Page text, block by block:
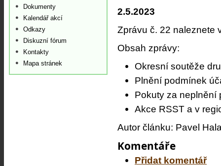
2.5.2023
Zprávu č. 22 naleznete
Obsah zprávy:
Okresní soutěže
Plnění podmínek
Pokuty za neplnění
Akce RSST a v
Autor článku: Pavel
Komentáře
Přidat komentář
Dokumenty
Kalendář akcí
Odkazy
Diskuzní fórum
Kontakty
Mapa stránek